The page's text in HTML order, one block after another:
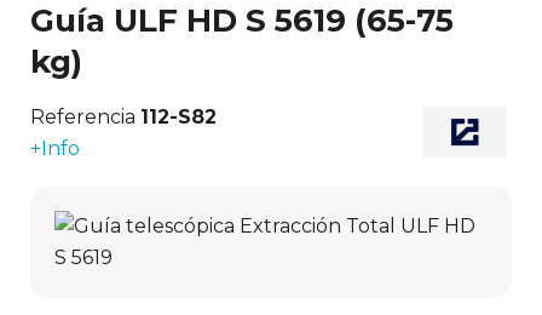
Guía ULF HD S 5619 (65-75
kg)
Referencia 112-S82
+Info